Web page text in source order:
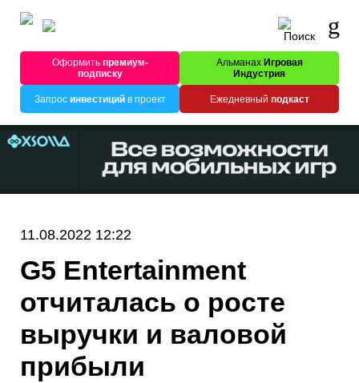
Оформитьпремиум-
подписку
Альманах Игровая
Индустрия
Запрос инвестицийв проект Ежедневный подкаст
11.08.2022 12:22
G5 Entertainment
отчиталась о росте
выручки и валовой
прибыли